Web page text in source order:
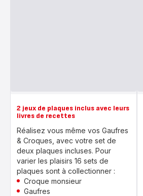
2 jeux de plaques inclus avec leurs
livres de recettes
Réalisez vous même vos Gaufres
& Croques, avec votre set de
deux plaques incluses. Pour
varier les plaisirs 16 sets de
plaques sont à collectionner :
Croque monsieur
Gaufres